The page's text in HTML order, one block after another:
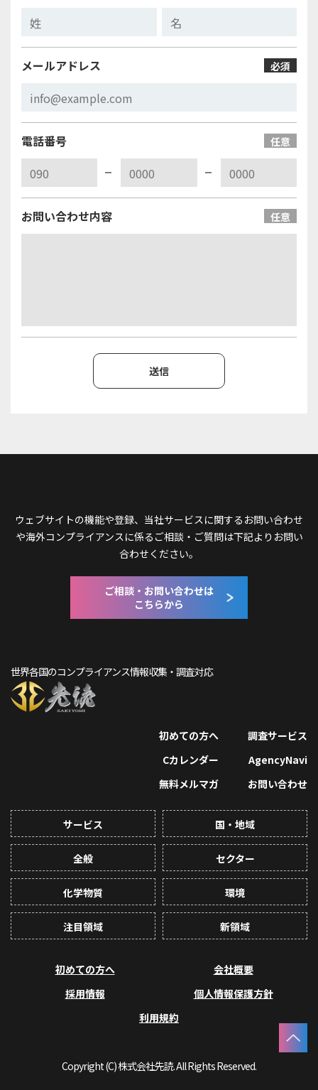
メールアドレス 必須
電話番号 任意
お問い合わせ内容 任意
ウェブサイトの機能や登録、当社サービスに関するお問い合わせ
や海外コンプライアンスに係るご相談・ご質問は下記よりお問い
合わせください。
ご相談・お問い合わせは
こちらから
世界各国のコンプライアンス情報収集・調査対応
初めての方へ
調査サービス
Cカレンダー
AgencyNavi
無料メルマガ
お問い合わせ
サービス 国・地域
全般 セクター
化学物質 環境
注目領域 新領域
初めての方へ
会社概要
採用情報
個人情報保護方針
利用規約
Copyright (C) 株式会社先読. All Rights Reserved.